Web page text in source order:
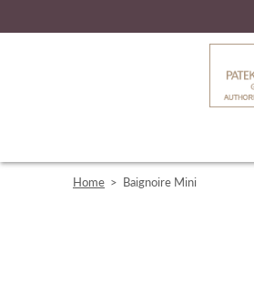
Home > Baignoire Mini